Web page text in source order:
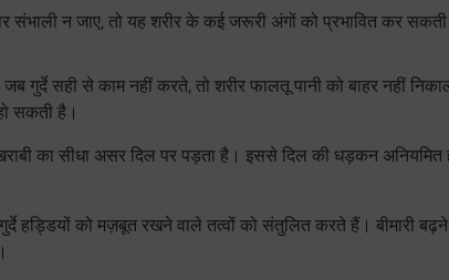
संभाली न जाए, तो यह शरीर के कई जरूरी अंगों को प्रभावित कर
जब गुर्दे सही से काम नहीं करते, तो शरीर फालतू पानी को बाहर नहीं
सकती है।
का सीधा असर दिल पर पड़ता है। इससे दिल की धड़कन
गुर्दे हड्डियों को मज़बूत रखने वाले तत्वों को संतुलित करते हैं। बीमारी